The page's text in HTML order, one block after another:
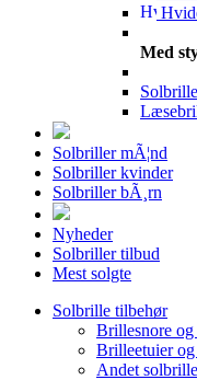
Med
Solbriller mÃ¦nd
Solbriller kvinder
Solbriller bÃ¸rn
Nyheder
Solbriller tilbud
Mest solgte
Solbrille tilbehør
Brillesnore og
Brilleetuier og
Andet